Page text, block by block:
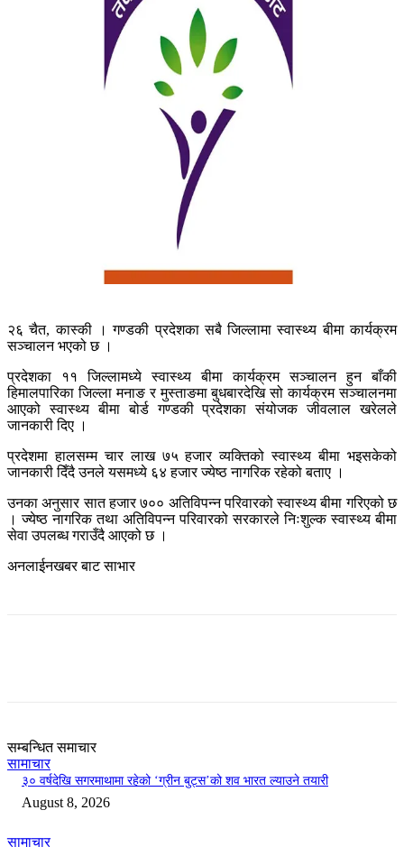
२६ चैत, कास्की । गण्डकी प्रदेशका सबै जिल्लामा स्वास्थ्य बीमा कार्यक्रम
सञ्चालन भएको छ ।
प्रदेशका ११ जिल्लामध्ये स्वास्थ्य बीमा कार्यक्रम सञ्चालन हुन बाँकी
हिमालपारिका जिल्ला मनाङ र मुस्ताङमा बुधबारदेखि सो कार्यक्रम सञ्चालनमा
आएको स्वास्थ्य बीमा बोर्ड गण्डकी प्रदेशका संयोजक जीवलाल खरेलले
जानकारी दिए ।
प्रदेशमा हालसम्म चार लाख ७५ हजार व्यक्तिको स्वास्थ्य बीमा भइसकेको
जानकारी दिँदै उनले यसमध्ये ६४ हजार ज्येष्ठ नागरिक रहेको बताए ।
उनका अनुसार सात हजार ७०० अतिविपन्न परिवारको स्वास्थ्य बीमा गरिएको छ
। ज्येष्ठ नागरिक तथा अतिविपन्न परिवारको सरकारले निःशुल्क स्वास्थ्य बीमा
सेवा उपलब्ध गराउँदै आएको छ ।
अनलाईनखबर बाट साभार
सम्बन्धित समाचार
सामाचार
३० वर्षदेखि सगरमाथामा रहेको ‘ग्रीन बुट्स’को शव भारत ल्याउने तयारी
August 8, 2026
सामाचार